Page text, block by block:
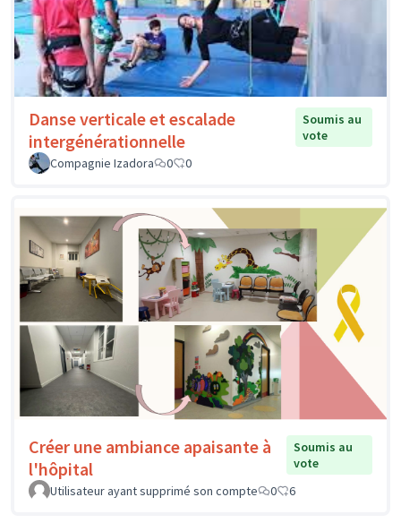
Danse verticale et escalade
intergénérationnelle
Soumis au
vote
Compagnie Izadora
0 0
Créer une ambiance apaisante à
l'hôpital
Soumis au
vote
Utilisateur ayant supprimé son compte
0 6